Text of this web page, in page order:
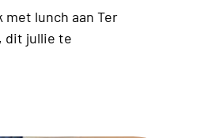
lunch aan Ter
dit jullie te